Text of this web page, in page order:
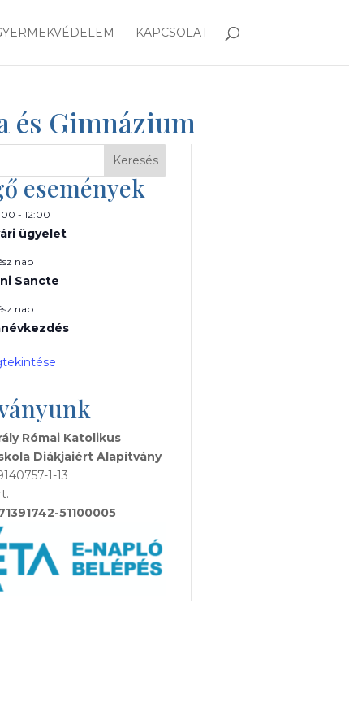
KAPCSOLAT
és Gimnázium
Keresés
események
-12:00
ügyelet
nap
Sancte
nap
Római Katolikus
Diákjaiért Alapítvány
1-13
51100005